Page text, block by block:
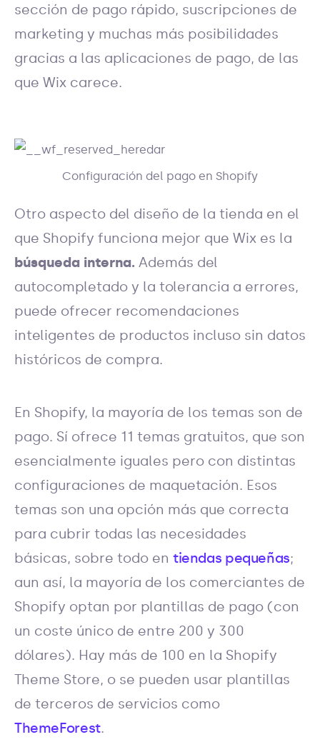
sección de pago rápido, suscripciones de
marketing y muchas más posibilidades
gracias a las aplicaciones de pago, de las
que Wix carece.
Configuración del pago en Shopify
Otro aspecto del diseño de la tienda en el
que Shopify funciona mejor que Wix es la
búsqueda interna. Además del
autocompletado y la tolerancia a errores,
puede ofrecer recomendaciones
inteligentes de productos incluso sin datos
históricos de compra.
En Shopify, la mayoría de los temas son de
pago. Sí ofrece 11 temas gratuitos, que son
esencialmente iguales pero con distintas
configuraciones de maquetación. Esos
temas son una opción más que correcta
para cubrir todas las necesidades
básicas, sobre todo en tiendas pequeñas;
aun así, la mayoría de los comerciantes de
Shopify optan por plantillas de pago (con
un coste único de entre 200 y 300
dólares). Hay más de 100 en la Shopify
Theme Store, o se pueden usar plantillas
de terceros de servicios como
ThemeForest.